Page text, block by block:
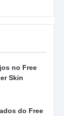
no Free
Skin
do Free